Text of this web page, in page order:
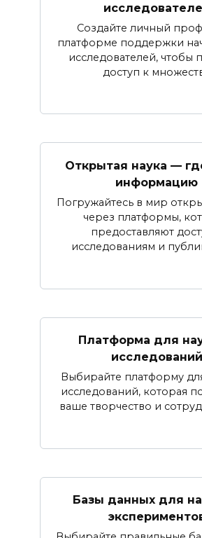
Создайте личный
платформе поддержки
исследователей, чтобы
доступ к
Открытая наука —
информацию
Погружайтесь в мир
через платформы,
предоставляют
исследованиям и
Платформа для
исследований
Выбирайте платформу
исследований, которая
ваше творчество и
Базы данных для